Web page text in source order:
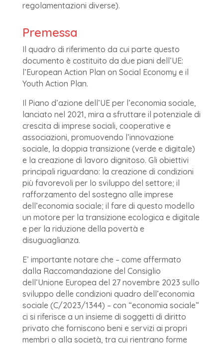
regolamentazioni diverse).
Premessa
Il quadro di riferimento da cui parte questo
documento è costituito da due piani dell’UE:
l’European Action Plan on Social Economy e il
Youth Action Plan.
Il Piano d’azione dell’UE per l’economia sociale,
lanciato nel 2021, mira a sfruttare il potenziale di
crescita di imprese sociali, cooperative e
associazioni, promuovendo l’innovazione
sociale, la doppia transizione (verde e digitale)
e la creazione di lavoro dignitoso. Gli obiettivi
principali riguardano: la creazione di condizioni
più favorevoli per lo sviluppo del settore; il
rafforzamento del sostegno alle imprese
dell’economia sociale; il fare di questo modello
un motore per la transizione ecologica e digitale
e per la riduzione della povertà e
disuguaglianza.
E’ importante notare che – come affermato
dalla Raccomandazione del Consiglio
dell’Unione Europea del 27 novembre 2023 sullo
sviluppo delle condizioni quadro dell’economia
sociale (C/2023/1344) – con “economia sociale”
ci si riferisce a un insieme di soggetti di diritto
privato che forniscono beni e servizi ai propri
membri o alla società, tra cui rientrano forme